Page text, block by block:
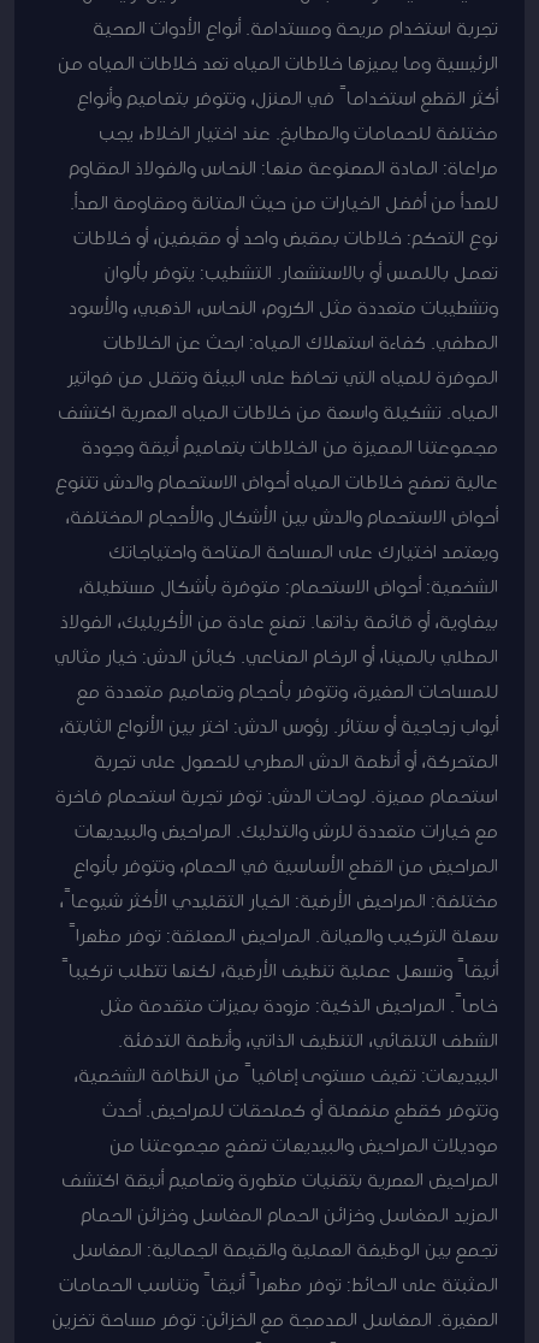
تجربة استخدام مريحة ومستدامة. أنواع الأدوات الصحية
الرئيسية وما يميزها خلاطات المياه تعد خلاطات المياه من
أكثر القطع استخداماً في المنزل، وتتوفر بتصاميم وأنواع
مختلفة للحمامات والمطابخ. عند اختيار الخلاط، يجب
مراعاة: المادة المصنوعة منها: النحاس والفولاذ المقاوم
للصدأ من أفضل الخيارات من حيث المتانة ومقاومة الصدأ.
نوع التحكم: خلاطات بمقبض واحد أو مقبضين، أو خلاطات
تعمل باللمس أو بالاستشعار. التشطيب: يتوفر بألوان
وتشطيبات متعددة مثل الكروم، النحاس، الذهبي، والأسود
المطفي. كفاءة استهلاك المياه: ابحث عن الخلاطات
الموفرة للمياه التي تحافظ على البيئة وتقلل من فواتير
المياه. تشكيلة واسعة من خلاطات المياه العصرية اكتشف
مجموعتنا المميزة من الخلاطات بتصاميم أنيقة وجودة
عالية تصفح خلاطات المياه أحواض الاستحمام والدش تتنوع
أحواض الاستحمام والدش بين الأشكال والأحجام المختلفة،
ويعتمد اختيارك على المساحة المتاحة واحتياجاتك
الشخصية: أحواض الاستحمام: متوفرة بأشكال مستطيلة،
بيضاوية، أو قائمة بذاتها. تصنع عادة من الأكريليك، الفولاذ
المطلي بالمينا، أو الرخام الصناعي. كبائن الدش: خيار مثالي
للمساحات الصغيرة، وتتوفر بأحجام وتصاميم متعددة مع
أبواب زجاجية أو ستائر. رؤوس الدش: اختر بين الأنواع الثابتة،
المتحركة، أو أنظمة الدش المطري للحصول على تجربة
استحمام مميزة. لوحات الدش: توفر تجربة استحمام فاخرة
مع خيارات متعددة للرش والتدليك. المراحيض والبيديهات
المراحيض من القطع الأساسية في الحمام، وتتوفر بأنواع
مختلفة: المراحيض الأرضية: الخيار التقليدي الأكثر شيوعاً،
سهلة التركيب والصيانة. المراحيض المعلقة: توفر مظهراً
أنيقاً وتسهل عملية تنظيف الأرضية، لكنها تتطلب تركيباً
خاصاً. المراحيض الذكية: مزودة بميزات متقدمة مثل
الشطف التلقائي، التنظيف الذاتي، وأنظمة التدفئة.
البيديهات: تضيف مستوى إضافياً من النظافة الشخصية،
وتتوفر كقطع منفصلة أو كملحقات للمراحيض. أحدث
موديلات المراحيض والبيديهات تصفح مجموعتنا من
المراحيض العصرية بتقنيات متطورة وتصاميم أنيقة اكتشف
المزيد المغاسل وخزائن الحمام المغاسل وخزائن الحمام
تجمع بين الوظيفة العملية والقيمة الجمالية: المغاسل
المثبتة على الحائط: توفر مظهراً أنيقاً وتناسب الحمامات
الصغيرة. المغاسل المدمجة مع الخزائن: توفر مساحة تخزين